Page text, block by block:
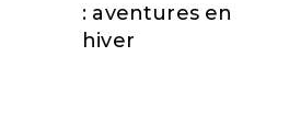
: aventures en
hiver